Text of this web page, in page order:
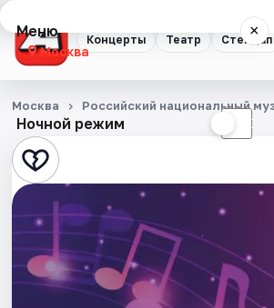
Концерты Театр Стендап
Меню ×
Москва
Концерты
Театр
Стендап
Выставки
Квесты
Ночной режим ☾
Москва Российский национальный